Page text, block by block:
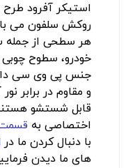
استیکر آفرود
روکش سلفون می
هر سطحی از جمله
خودرو، سطوح
جنس پی وی سی
و مقاوم در برابر
قابل شستشو
اختصاصی به
با دنبال کردن ما در
های ما دیدن